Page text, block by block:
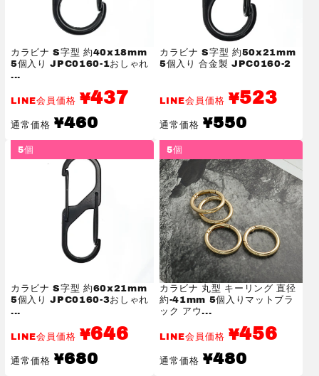
カラビナ S字型 約40x18mm
5個入り JPC0160-1おしゃれ
...
LINE会員価格 ¥437
通常価格
通
常
価
¥460
カラビナ S字型 約50x21mm
5個入り 合金製 JPC0160-2
LINE会員価格 ¥523
通常価格
通
常
価
¥550
5個
カラビナ S字型 約60x21mm
5個入り JPC0160-3おしゃれ
...
LINE会員価格 ¥646
通常価格
通
常
¥680
5個
カラビナ 丸型 キーリング 直径
約-41mm 5個入りマットブラ
ック アウ...
LINE会員価格 ¥456
通常価格
通
常
¥480